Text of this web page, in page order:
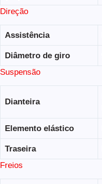
Direção
Assistência
Diâmetro de giro
Suspensão
Dianteira
Elemento elástico
Traseira
Freios